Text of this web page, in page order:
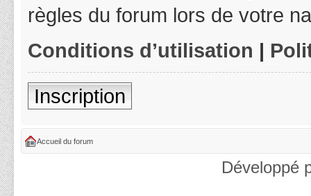
règles du forum lors de votre
Conditions d’utilisation |
Inscription
Accueil du forum
Développé